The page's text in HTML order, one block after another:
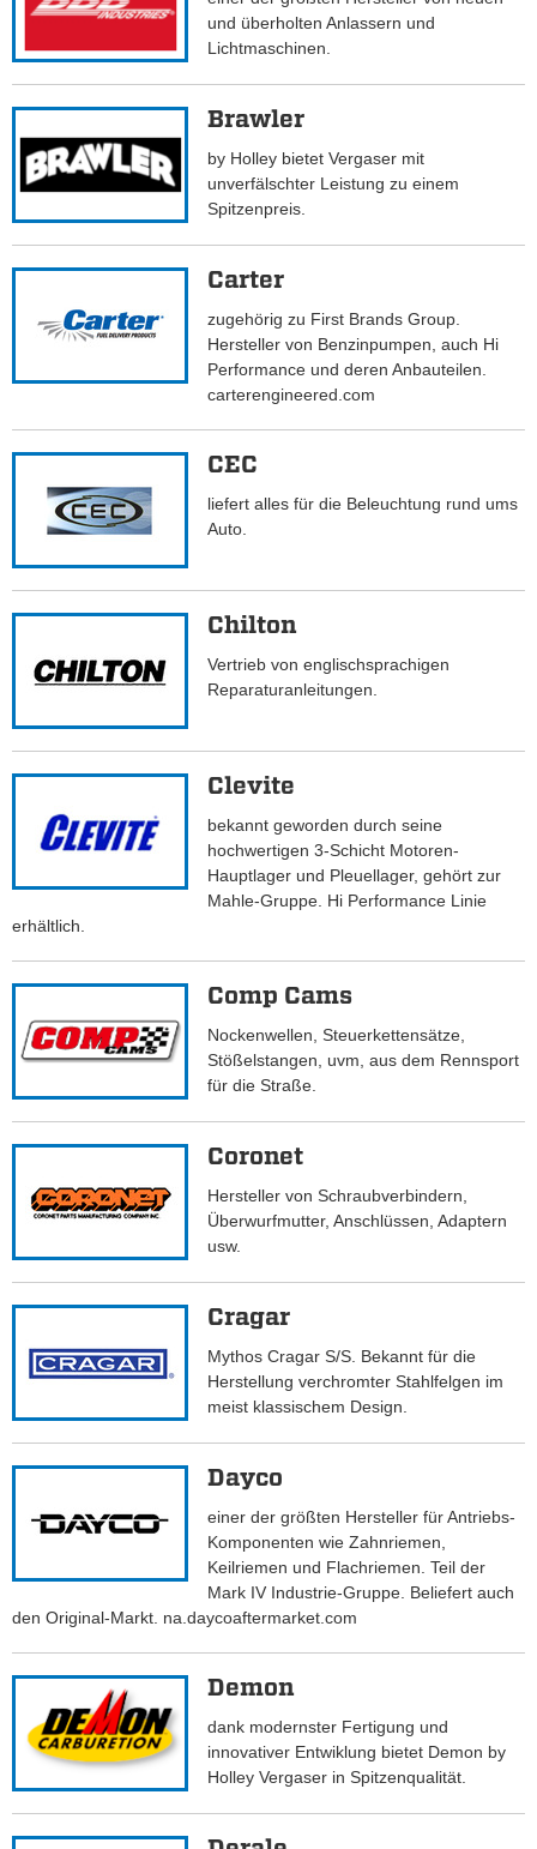
und überholten Anlassern und
Lichtmaschinen.
Brawler
by Holley bietet Vergaser mit
unverfälschter Leistung zu einem
Spitzenpreis.
Carter
zugehörig zu First Brands Group.
Hersteller von Benzinpumpen, auch Hi
Performance und deren Anbauteilen.
carterengineered.com
CEC
liefert alles für die Beleuchtung rund ums
Auto.
Chilton
Vertrieb von englischsprachigen
Reparaturanleitungen.
Clevite
bekannt geworden durch seine
hochwertigen 3-Schicht Motoren-
Hauptlager und Pleuellager, gehört zur
Mahle-Gruppe. Hi Performance Linie
erhältlich.
Comp Cams
Nockenwellen, Steuerkettensätze,
Stößelstangen, uvm, aus dem Rennsport
für die Straße.
Coronet
Hersteller von Schraubverbindern,
Überwurfmutter, Anschlüssen, Adaptern
usw.
Cragar
Mythos Cragar S/S. Bekannt für die
Herstellung verchromter Stahlfelgen im
meist klassischem Design.
Dayco
einer der größten Hersteller für Antriebs-
Komponenten wie Zahnriemen,
Keilriemen und Flachriemen. Teil der
Mark IV Industrie-Gruppe. Beliefert auch
den Original-Markt. na.daycoaftermarket.com
Demon
dank modernster Fertigung und
innovativer Entwiklung bietet Demon by
Holley Vergaser in Spitzenqualität.